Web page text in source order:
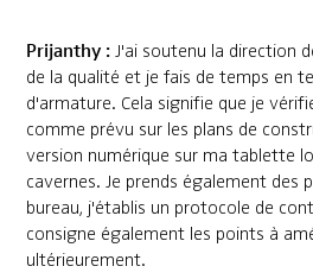
Prijanthy :J'ai soutenu la direction
de la qualité et je fais de temps en
d'armature. Cela signifie que je
comme prévu sur les plans de
version numérique sur ma tablette
cavernes. Je prends également des
bureau, j'établis un protocole de
consigne également les points à
ultérieurement.